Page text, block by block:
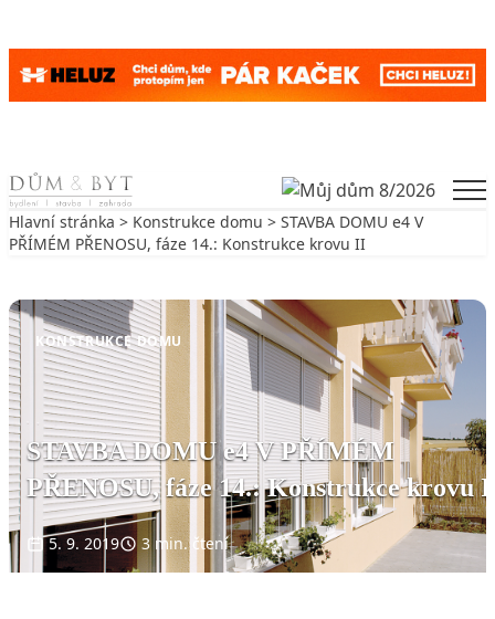
Skip to content
Hlavní stránka > Konstrukce domu > STAVBA DOMU e4 V
PŘÍMÉM PŘENOSU, fáze 14.: Konstrukce krovu II
KONSTRUKCE DOMU
STAVBA DOMU e4 V PŘÍMÉM
PŘENOSU, fáze 14.: Konstrukce krovu
5. 9. 2019 3 min. čtení